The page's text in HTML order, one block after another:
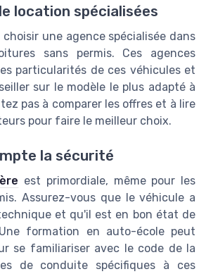
location spécialisées
choisir une agence spécialisée dans
sans permis. Ces agences
particularités de ces véhicules et
sur le modèle le plus adapté à
pas à comparer les offres et à lire
pour faire le meilleur choix.
la sécurité
est primordiale, même pour les
Assurez-vous que le véhicule a
et qu'il est en bon état de
formation en auto-école peut
se familiariser avec le code de la
de conduite spécifiques à ces